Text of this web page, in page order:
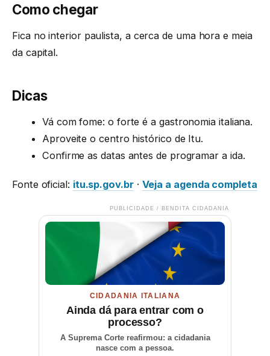
Como chegar
Fica no interior paulista, a cerca de uma hora e meia
da capital.
Dicas
Vá com fome: o forte é a gastronomia italiana.
Aproveite o centro histórico de Itu.
Confirme as datas antes de programar a ida.
Fonte oficial: itu.sp.gov.br· Veja a agenda completa
PUBLICIDADE / BENDITA CIDADANIA
CIDADANIA ITALIANA
Ainda dá para entrar com o
processo?
A Suprema Corte reafirmou: a cidadania
nasce com a pessoa.